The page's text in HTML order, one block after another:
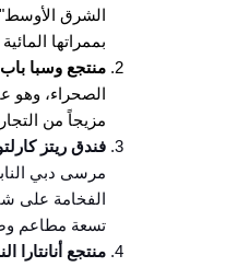
الشرق
بممراتها
منتجع وسبا
الصحراء، وهو
مزيجاً من
فندق ريتز
مرسى دبي
الفخامة على
تسعة مطاعم
منتجع أنانتارا